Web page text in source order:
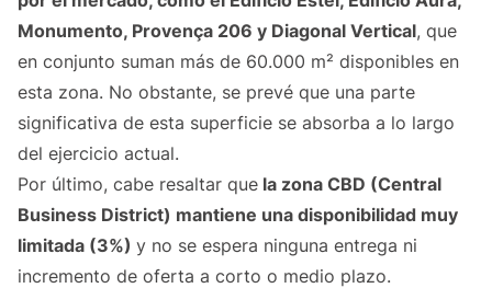
Monumento, Provença 206 y Diagonal Vertical, que
en conjunto suman más de 60.000 m² disponibles en
esta zona. No obstante, se prevé que una parte
significativa de esta superficie se absorba a lo largo
del ejercicio actual.
Por último, cabe resaltar que la zona CBD (Central
Business District) mantiene una disponibilidad muy
limitada (3%) y no se espera ninguna entrega ni
incremento de oferta a corto o medio plazo.